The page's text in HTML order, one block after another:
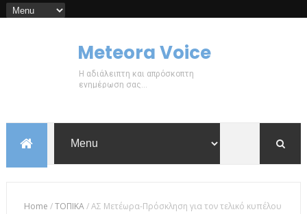
Meteora Voice
Η αδιάλειπτη και απρόσκοπτη
ενημέρωση σας...
Home /ΤΟΠΙΚΑ/ΑΣ Μετέωρα-Πρόσκληση για τον τελικό κυπέλου